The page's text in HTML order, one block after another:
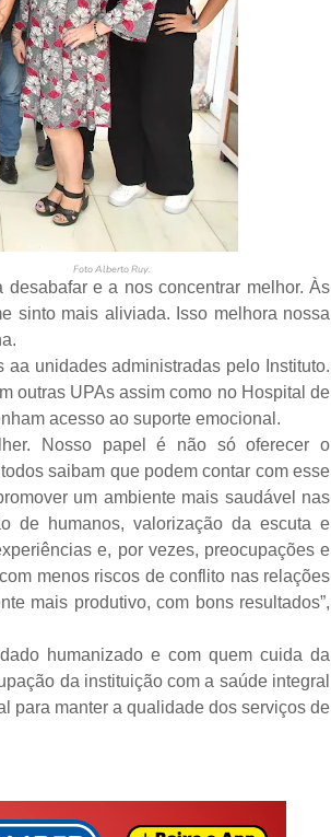
Ruy.
e a nos concentrar melhor. Às
sinto mais aliviada. Isso melhora nossa
unidades administradas pelo Instituto.
outras UPAs assim como no Hospital de
acesso ao suporte emocional.
Nosso papel é não só oferecer o
saibam que podem contar com esse
um ambiente mais saudável nas
de humanos, valorização da escuta e
e, por vezes, preocupações e
menos riscos de conflito nas relações
mais produtivo, com bons resultados”,
humanizado e com quem cuida da
da instituição com a saúde integral
para manter a qualidade dos serviços de